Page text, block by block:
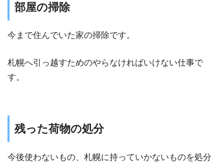
部屋の掃除
今まで住んでいた家の掃除です。
札幌へ引っ越すためのやらなければいけない仕事で
す。
残った荷物の処分
今後使わないもの、札幌に持っていかないものを処分